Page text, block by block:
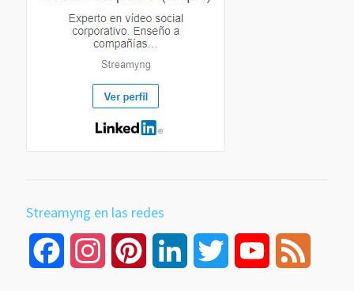
Streamyng en las redes
Facebook InstagramPinterest LinkedIn Twitter YouTube